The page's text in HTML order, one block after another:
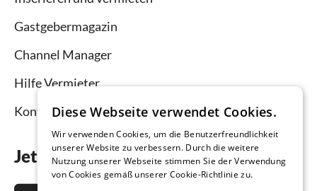
Gastgebermagazin
Channel Manager
Hilfe Vermieter
Kontakt
Jetzt die App downloaden
Diese Webseite verwendet Cookies.
Wir verwenden Cookies, um die Benutzerfreundlichkeit
unserer Website zu verbessern. Durch die weitere
Nutzung unserer Webseite stimmen Sie der Verwendung
von Cookies gemäß unserer Cookie-Richtlinie zu.